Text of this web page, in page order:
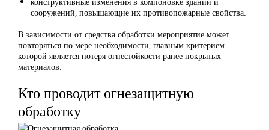
сооружений, повышающие их противопожарные свойства.
В зависимости от средства обработки мероприятие может
повторяться по мере необходимости, главным критерием
которой является потеря огнестойкости ранее покрытых
материалов.
Кто проводит огнезащитную
обработку